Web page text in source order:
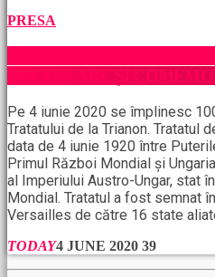
PRESA
CELEBRARE ȘI
Pe 4 iunie 2020 se împlinesc
Tratatului de la Trianon. Tratatul
data de 4 iunie 1920 între
Primul Război Mondial și
al Imperiului Austro-Ungar, stat
Mondial. Tratatul a fost semnat
Versailles de către 16 state
TODAY4 JUNE 2020 39